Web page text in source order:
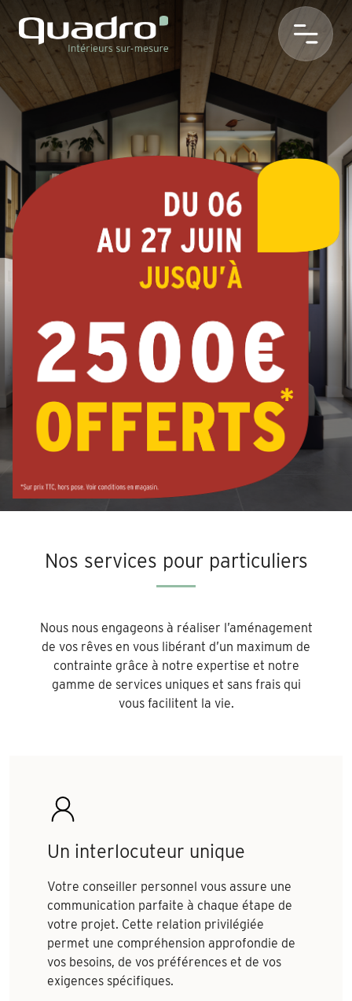
Nos services pour particuliers
Nous nous engageons à réaliser l’aménagement
de vos rêves en vous libérant d’un maximum de
contrainte grâce à notre expertise et notre
gamme de services uniques et sans frais qui
vous facilitent la vie.
Un interlocuteur unique
Votre conseiller personnel vous assure une
communication parfaite à chaque étape de
votre projet. Cette relation privilégiée
permet une compréhension approfondie de
vos besoins, de vos préférences et de vos
exigences spécifiques.